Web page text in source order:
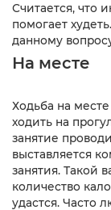
Считается, что
помогает
данному
На месте
Ходьба на
ходить на
занятие
выставляется
занятия. Такой
количество
удастся. Часто